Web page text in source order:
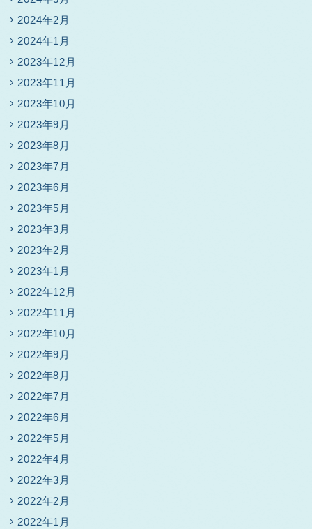
2024年2月
2024年1月
2023年12月
2023年11月
2023年10月
2023年9月
2023年8月
2023年7月
2023年6月
2023年5月
2023年3月
2023年2月
2023年1月
2022年12月
2022年11月
2022年10月
2022年9月
2022年8月
2022年7月
2022年6月
2022年5月
2022年4月
2022年3月
2022年2月
2022年1月